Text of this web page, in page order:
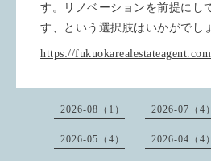
す。リノベーションを前提にし
す、という選択肢はいかがでし
https://
2026-08（1） 2026-07（4）
2026-05（4） 2026-04（4）